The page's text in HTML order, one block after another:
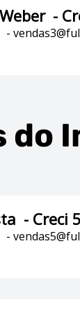
-
-
do
- Creci
-